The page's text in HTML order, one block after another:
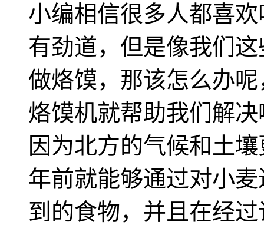
小编相信很多人都喜
有劲道，但是像我们
做烙馍，那该怎么办
烙馍机就帮助我们解
因为北方的气候和土
年前就能够通过对小
到的食物，并且在经